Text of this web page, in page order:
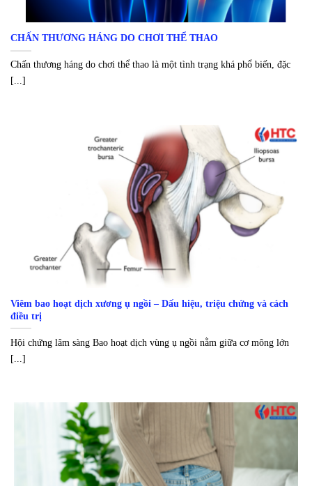
CHẤN THƯƠNG HÁNG DO CHƠI THỂ THAO
Chấn thương háng do chơi thể thao là một tình trạng khá phổ biến, đặc
[...]
Viêm bao hoạt dịch xương ụ ngồi – Dấu hiệu, triệu chứng và cách
điều trị
Hội chứng lâm sàng Bao hoạt dịch vùng ụ ngồi nằm giữa cơ mông lớn
[...]